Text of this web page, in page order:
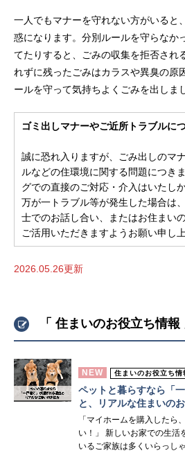
一人でもマナーを守れない方がいると
惑になります。分別ルールを守らなか
てたりすると、ごみの収集を拒否され
れずに残ったごみはカラスや異臭の原
ールを守って気持ちよくごみを出しま
ゴミ出しマナーやご近所トラブルに
誠に恐れ入りますが、ごみ出しのマ
ルなどの住環境に関する問題につき
グでの直接のご対応・介入はいたしか
万が一トラブル等が発生した場合は
士でのお話し合い、またはお住まい
ご活用いただきますようお願い申し上
2026.05.26更新
「 住まいのお役立ち情
NEW 住まいのお役立ち情
ペットと暮らすなら「
と、リアルな住まいの
「マイホームを購入したら
い！」 新しいお家での生活
いるご家族は多くいらっし